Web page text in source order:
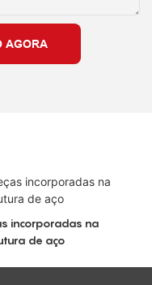
AGORA
incorporadas na
de aço